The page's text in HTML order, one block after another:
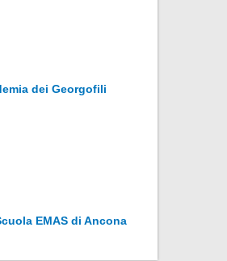
dei Georgofili
EMAS di Ancona